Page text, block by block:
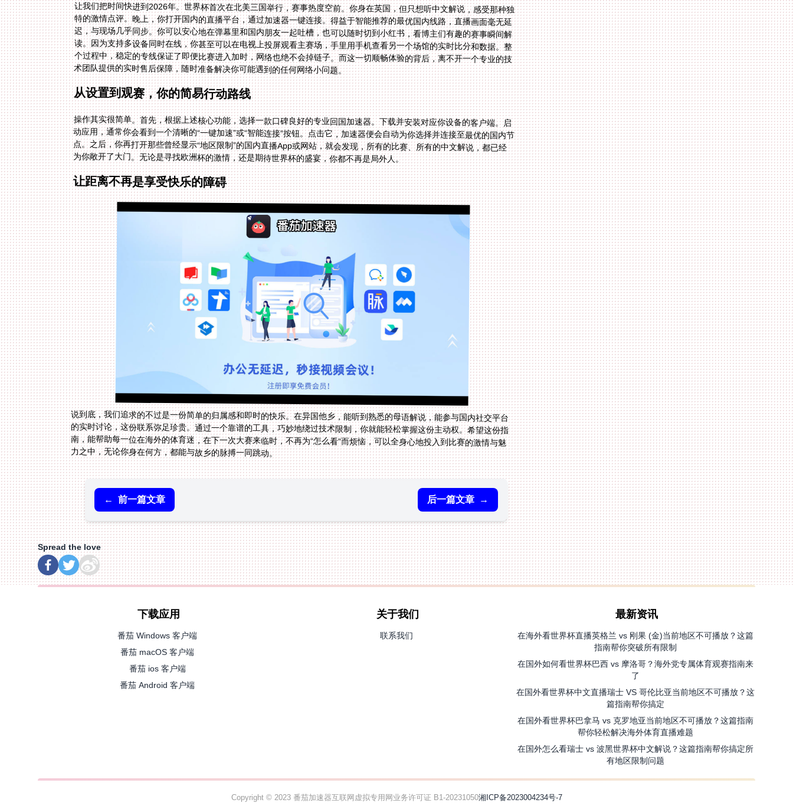
让我们把时间快进到2026年。世界杯首次在北美三国举行，赛事热度空前。你身在英国，但只想听中文解说，感受那种独
特的激情点评。晚上，你打开国内的直播平台，通过加速器一键连接。得益于智能推荐的最优国内线路，直播画面毫无延
迟，与现场几乎同步。你可以安心地在弹幕里和国内朋友一起吐槽，也可以随时切到小红书，看博主们有趣的赛事瞬间解
读。因为支持多设备同时在线，你甚至可以在电视上投屏观看主赛场，手里用手机查看另一个场馆的实时比分和数据。整
个过程中，稳定的专线保证了即便比赛进入加时，网络也绝不会掉链子。而这一切顺畅体验的背后，离不开一个专业的技
术团队提供的实时售后保障，随时准备解决你可能遇到的任何网络小问题。
从设置到观赛，你的简易行动路线
操作其实很简单。首先，根据上述核心功能，选择一款口碑良好的专业回国加速器。下载并安装对应你设备的客户端。启
动应用，通常你会看到一个清晰的“一键加速”或“智能连接”按钮。点击它，加速器便会自动为你选择并连接至最优的国内节
点。之后，你再打开那些曾经显示“地区限制”的国内直播App或网站，就会发现，所有的比赛、所有的中文解说，都已经
为你敞开了大门。无论是寻找欧洲杯的激情，还是期待世界杯的盛宴，你都不再是局外人。
让距离不再是享受快乐的障碍
说到底，我们追求的不过是一份简单的归属感和即时的快乐。在异国他乡，能听到熟悉的母语解说，能参与国内社交平台
的实时讨论，这份联系弥足珍贵。通过一个靠谱的工具，巧妙地绕过技术限制，你就能轻松掌握这份主动权。希望这份指
南，能帮助每一位在海外的体育迷，在下一次大赛来临时，不再为“怎么看”而烦恼，可以全身心地投入到比赛的激情与魅
力之中，无论你身在何方，都能与故乡的脉搏一同跳动。
← 前一篇文章 后一篇文章 →
Spread the love
下载应用
番茄 Windows 客户端
番茄 macOS 客户端
番茄 ios 客户端
番茄 Android 客户端
关于我们
联系我们
最新资讯
在海外看世界杯直播英格兰 vs 刚果 (金)当前地区不可播放？这篇
指南帮你突破所有限制
在国外如何看世界杯巴西 vs 摩洛哥？海外党专属体育观赛指南来
了
在国外看世界杯中文直播瑞士 VS 哥伦比亚当前地区不可播放？这
篇指南帮你搞定
在国外看世界杯巴拿马 vs 克罗地亚当前地区不可播放？这篇指南
帮你轻松解决海外体育直播难题
在国外怎么看瑞士 vs 波黑世界杯中文解说？这篇指南帮你搞定所
有地区限制问题
Copyright © 2023 番茄加速器互联网虚拟专用网业务许可证 B1-20231050湘ICP备2023004234号-7